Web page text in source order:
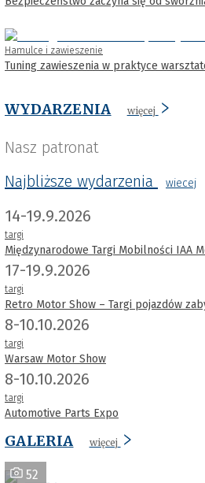
Hamulce i zawieszenie
Tuning zawieszenia w praktyce
WYDARZENIA więcej
Nasz patronat
Najbliższe wydarzenia
wiecej
14-19.9.2026
targi
Międzynarodowe Targi Mobilności IAA
17-19.9.2026
targi
Retro Motor Show – Targi pojazdów
8-10.10.2026
targi
Warsaw Motor Show
8-10.10.2026
targi
Automotive Parts Expo
GALERIA więcej
52